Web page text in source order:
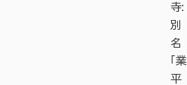
寺:
別
名
「業
平